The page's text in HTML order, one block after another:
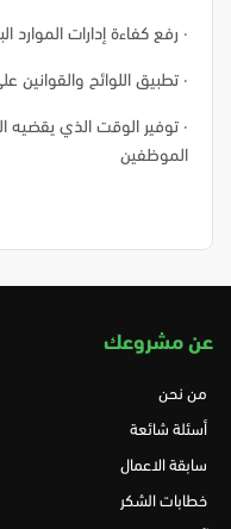
· رفع كفاءة إدارات الموارد
· تطبيق اللوائح والقوانين
· توفير الوقت الذي
الموظفين
عن مشروعك
من نحن
أسئلة شائعة
سابقة الاعمال
خطابات الشكر